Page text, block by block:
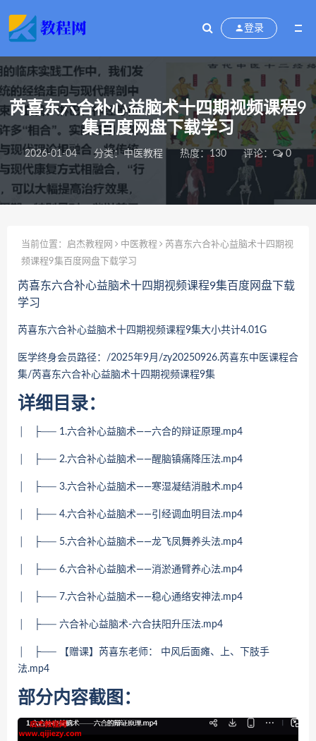
登录
芮喜东六合补心益脑术十四期视频课程9
集百度网盘下载学习
2026-01-04 分类：中医教程 热度：130 评论： 0
当前位置： 启杰教程网 中医教程
芮喜东六合补心益脑术十四期视
频课程9集百度网盘下载学习
芮喜东六合补心益脑术十四期视频课程9集百度网盘下载
学习
芮喜东六合补心益脑术十四期视频课程9集大小共计4.01G
医学终身会员路径：/2025年9月/zy20250926.芮喜东中医课程合
集/芮喜东六合补心益脑术十四期视频课程9集
详细目录：
│ ├── 1.六合补心益脑术——六合的辩证原理.mp4
│ ├── 2.六合补心益脑术——醒脑镇痛降压法.mp4
│ ├── 3.六合补心益脑术——寒湿凝结消融术.mp4
│ ├── 4.六合补心益脑术——引经调血明目法.mp4
│ ├── 5.六合补心益脑术——龙飞凤舞养头法.mp4
│ ├── 6.六合补心益脑术——消淤通臂养心法.mp4
│ ├── 7.六合补心益脑术——稳心通络安神法.mp4
│ ├── 六合补心益脑术-六合扶阳升压法.mp4
│ ├── 【赠课】芮喜东老师： 中风后面瘫、上、下肢手
法.mp4
部分内容截图：